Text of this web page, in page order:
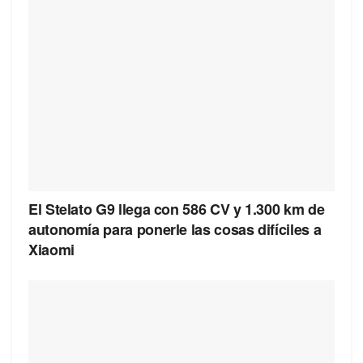
El Stelato G9 llega con 586 CV y 1.300 km de
autonomía para ponerle las cosas difíciles a
Xiaomi